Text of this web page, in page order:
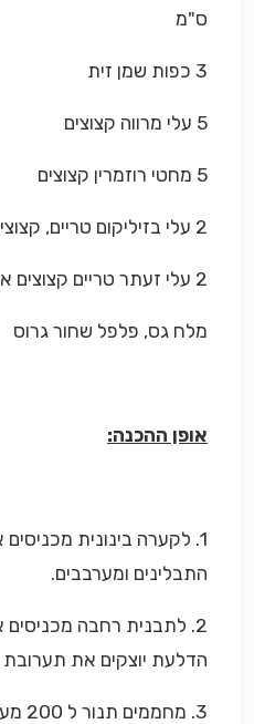
ס"מ
3 כפות שמן זית
5 עלי מרווה קצוצים
5 מחטי רוזמרין קצוצים
2 עלי בזיליקום טריים, קצוצים
2 עלי זעתר טריים קצוצים או מעט זעתר
מלח גס, פלפל שחור גרוס
אופן ההכנה:
1. לקערה בינונית
התבלינים ומערבבים.
2. לתבנית רחבה
הדלעת יוצקים את תערובת